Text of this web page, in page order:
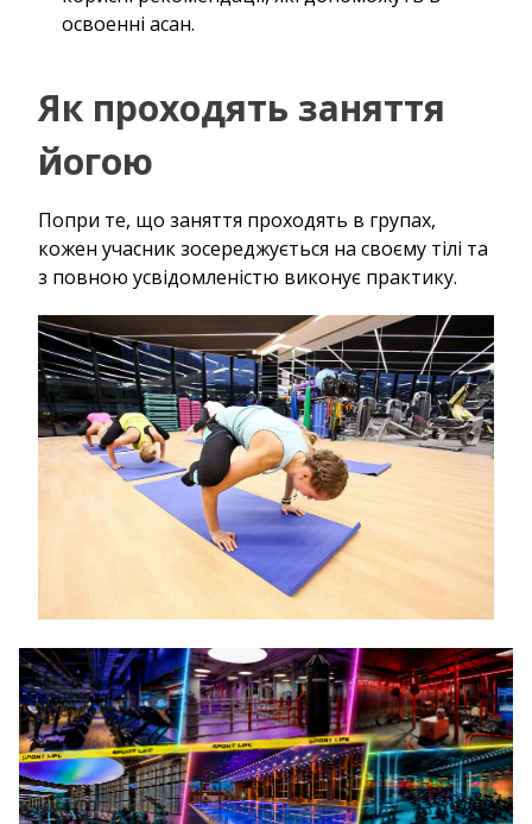
освоенні асан.
Як проходять заняття
йогою
Попри те, що заняття проходять в групах,
кожен учасник зосереджується на своєму тілі та
з повною усвідомленістю виконує практику.